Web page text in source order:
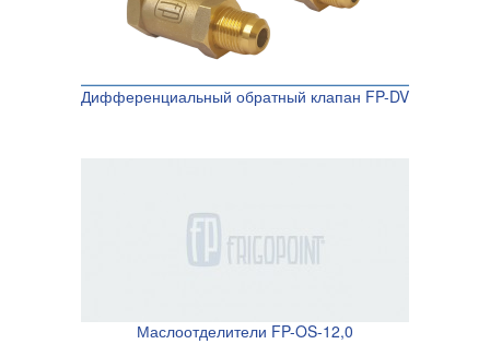
Дифференциальный обратный клапан FP-DV
Маслоотделители FP-OS-12,0